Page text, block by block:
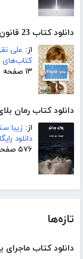
دانلود کتاب 23 قانون طلایی برای داشتن فرزندی مودب
از: علی
کتاب‌های
۱۳ صفحه
دانلود کتاب رمان
از: زیبا
دانلود
۵۷۶ صفحه
تازه‌ها
دانلود کتاب ماجرای